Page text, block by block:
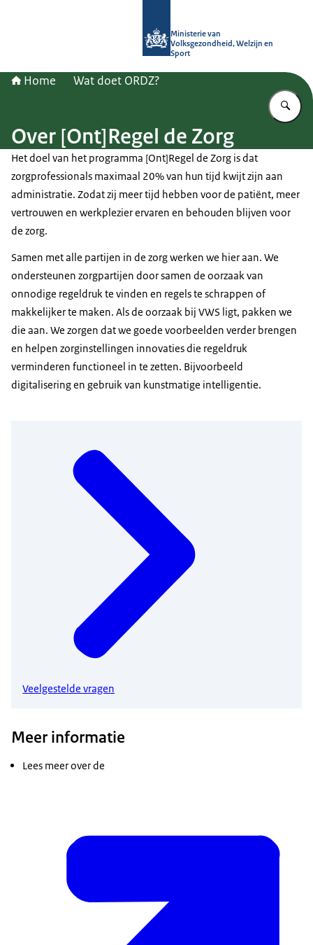
Ministerie van
Volksgezondheid, Welzijn en
Sport
Home Wat doet ORDZ?
Over [Ont]Regel de Zorg
Het doel van het programma [Ont]Regel de Zorg is dat
zorgprofessionals maximaal 20% van hun tijd kwijt zijn aan
administratie. Zodat zij meer tijd hebben voor de patiënt, meer
vertrouwen en werkplezier ervaren en behouden blijven voor
de zorg.
Samen met alle partijen in de zorg werken we hier aan. We
ondersteunen zorgpartijen door samen de oorzaak van
onnodige regeldruk te vinden en regels te schrappen of
makkelijker te maken. Als de oorzaak bij VWS ligt, pakken we
die aan. We zorgen dat we goede voorbeelden verder brengen
en helpen zorginstellingen innovaties die regeldruk
verminderen functioneel in te zetten. Bijvoorbeeld
digitalisering en gebruik van kunstmatige intelligentie.
Veelgestelde vragen
Meer informatie
Lees meer over de